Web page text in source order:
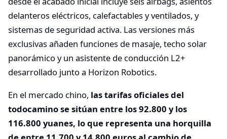
delanteros eléctricos, calefactables y ventilados, y
sistemas de seguridad activa. Las versiones más
exclusivas añaden funciones de masaje, techo solar
panorámico y un asistente de conducción L2+
desarrollado junto a Horizon Robotics.
En el mercado chino, las tarifas oficiales del
todocamino se sitúan entre los 92.800 y los
116.800 yuanes, lo que representa una horquilla